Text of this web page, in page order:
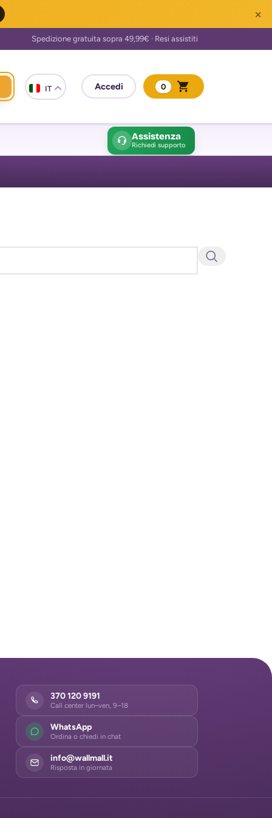
×
IT 0
Assistenza
Richiedi supporto
370 120 9191
Call center lun–ven, 9–18
WhatsApp
Ordina o chiedi in chat
info@wallmall.it
Risposta in giornata